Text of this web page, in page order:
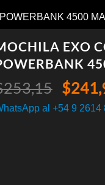
4500
EXO
253,15 El
precio
$
al +54 9 2614